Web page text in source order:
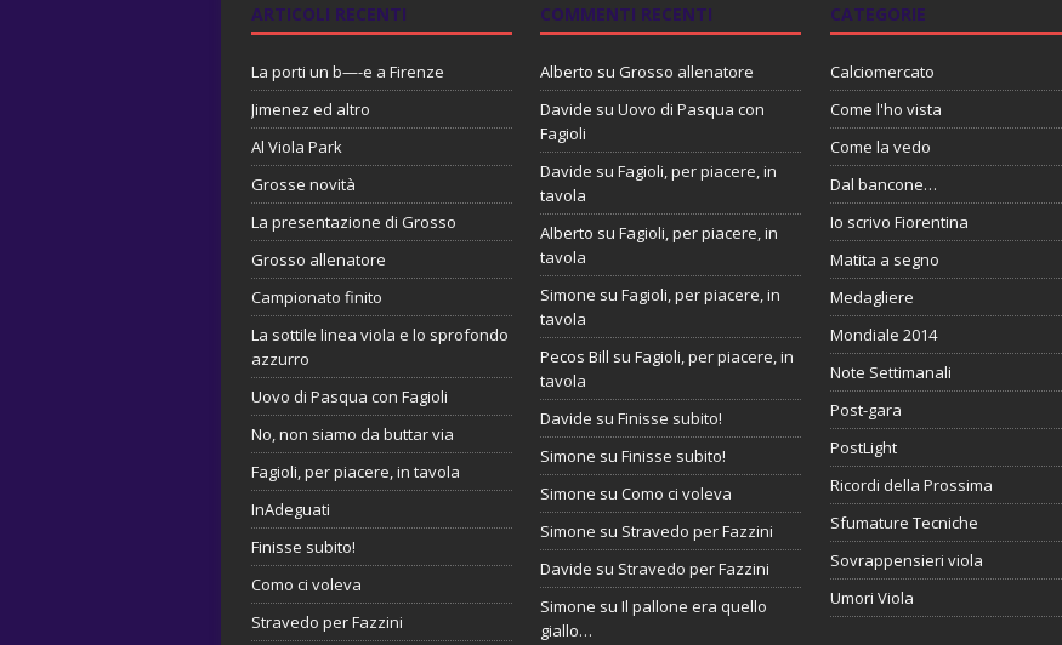
ARTICOLI RECENTI
La porti un b—-e a Firenze
Jimenez ed altro
Al Viola Park
Grosse novità
La presentazione di Grosso
Grosso allenatore
Campionato finito
La sottile linea viola e lo sprofondo
azzurro
Uovo di Pasqua con Fagioli
No, non siamo da buttar via
Fagioli, per piacere, in tavola
InAdeguati
Finisse subito!
Como ci voleva
Stravedo per Fazzini
COMMENTI RECENTI
Alberto su Grosso allenatore
Davide suUovo di Pasqua con
Fagioli
Davide suFagioli, per piacere, in
tavola
Alberto suFagioli, per piacere, in
tavola
Simone suFagioli, per piacere, in
tavola
Pecos Bill suFagioli, per piacere, in
tavola
Davide suFinisse subito!
Simone suFinisse subito!
Simone suComo ci voleva
Simone su Stravedo per Fazzini
Davide su Stravedo per Fazzini
Simone suIl pallone era quello
giallo…
CATEGORIE
Calciomercato
Come l'ho vista
Come la vedo
Dal bancone…
Io scrivo Fiorentina
Matita a segno
Medagliere
Mondiale 2014
Note Settimanali
Post-gara
PostLight
Ricordi della Prossima
Sfumature Tecniche
Sovrappensieri viola
Umori Viola